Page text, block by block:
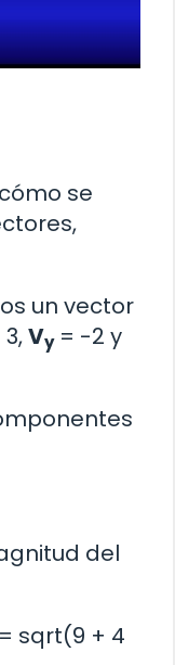
se
un vector
3,Vy= -2 y
del
sqrt(9 + 4